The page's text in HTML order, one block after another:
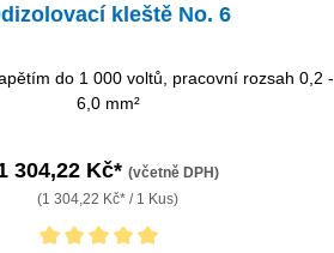
kleště No. 6
do 1 000 voltů, pracovní rozsah 0,2 -
6,0 mm²
304,22 Kč*(včetně DPH)
(1 304,22 Kč* / 1 Kus)